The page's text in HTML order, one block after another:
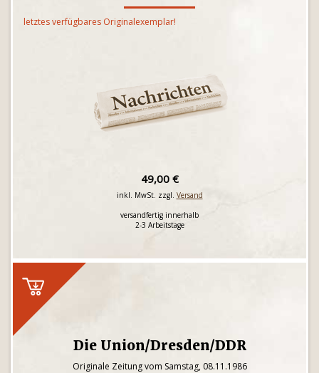
letztes verfügbares Originalexemplar!
49,00 €
inkl. MwSt. zzgl. Versand
versandfertig innerhalb
2-3 Arbeitstage
Die Union/Dresden/DDR
Originale Zeitung vom Samstag, 08.11.1986